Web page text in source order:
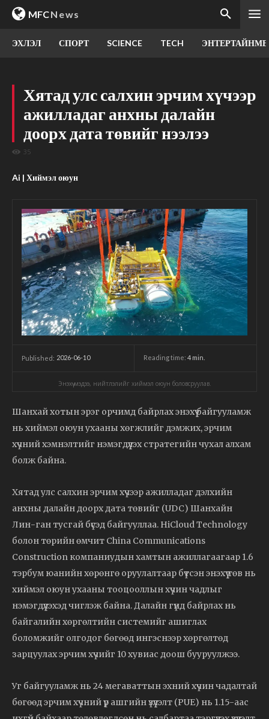
MFCNews
ЭХЛЭЛ СПОРТ SCIENCE TECH
Хятад улс салхин эрчим хүчээр
ажилладаг анхны далайн
доорх дата төвийг нээлээ
35
Ai | Хиймэл оюун
Published: 2026-06-10 Reading time: 4 min.
Энэхүү мэдээ, нийтлэлийг хиймэл оюун боловсруулав.
Шанхай хотын эрэг орчимд байрлах энэхүү байгууламж
нь хиймэл оюун ухааны хөгжлийг дэмжих, эрчим
хүчний хэмнэлтийг нэмэгдүүлэх стратегийн чухал алхам
болж байна.
Хятад улс салхин эрчим хүчээр ажилладаг дэлхийн
анхны далайн доорх дата төвийг (UDC) Шанхайн
Лин-ган тусгай бүсэд байгууллаа. HiCloud Technology
болон төрийн өмчит China Communications
Construction компаниудын хамтын ажиллагаагаар 1.6
тэрбум юанийн хөрөнгө оруулалтаар бүтсэн энэхүү төв нь
хиймэл оюун ухааны тооцооллын хүчин чадлыг
нэмэгдүүлэхэд чиглэж байна. Далайн гүнд байрлах нь
байгалийн хөргөлтийн системийг ашиглах
боломжийг олгодог бөгөөд ингэснээр хөргөлтөд
зарцуулах эрчим хүчийг 10 хувиас доош бууруулжээ.
Уг байгууламж нь 24 мегаваттын эхний хүчин чадалтай
бөгөөд эрчим хүчний үр ашгийн үзүүлэлт (PUE) нь 1.15-аас